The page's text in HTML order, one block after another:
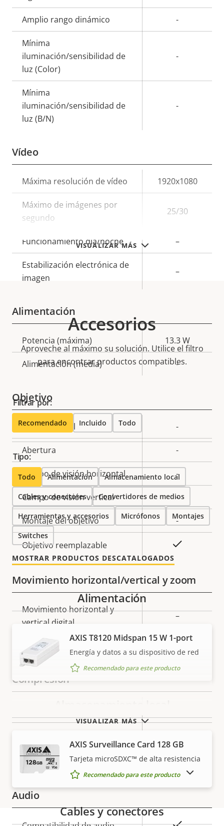
VISUALIZAR MÁS
de
propiedad
la
propiedad
Amplio rango dinámico -
Mínima
iluminación/sensibilidad de
luz (Color)
-
Mínima
iluminación/sensibilidad de
luz (B/N)
-
Vídeo
Descripción
de
propiedad
Valor de
la
propiedad
Máxima resolución de vídeo 1920x1080
Máximo de imágenes por
segundo
25/30
Funcionamiento día/noche –
Estabilización electrónica de
imagen
–
Alimentación
Descripción
de
propiedad
la
propiedad
Potencia (máxima) 13.3 W
Alimentación (media) -
Objetivo
Descripción
de
propiedad
Valor de
la
Longitud focal -
Abertura -
Campo de visión horizontal -
Campo de visión vertical -
Montaje del objetivo -
Objetivo reemplazable
Movimiento horizontal/vertical y zoom
Descripción
de
Valor de
propiedad
Movimiento horizontal y
vertical digital
–
Zoom digital -
Compresión
de
la
High, Main
H.265 –
Audio
Accesorios
Aproveche al máximo su solución. Utilice el filtro
para encontrar productos compatibles.
Filtrar por:
Recomendado Incluido Todo
Tipo:
Todo Alimentación Almacenamiento local
Cables y conectores Convertidores de medios
Herramientas y accesorios Micrófonos Montajes
Switches
MOSTRAR PRODUCTOS DESCATALOGADOS
VISUALIZAR MÁS
Alimentación
AXIS T8120 Midspan 15 W 1-port
Energía y datos a su dispositivo de red
Recomendado para este producto
AXIS Surveillance Card 128 GB
Tarjeta microSDXC™ de alta resistencia
Recomendado para este producto
Cables y conectores
MOSTRAR PRODUCTOS DESCATALOGADOS